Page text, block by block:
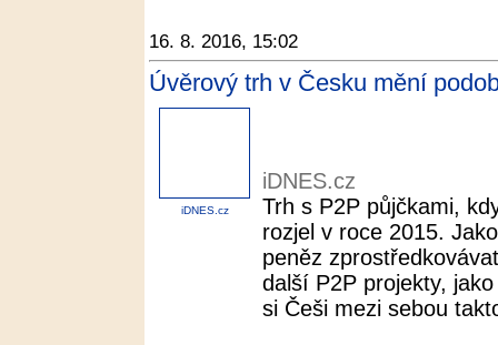
16. 8. 2016, 15:02
Úvěrový trh v Česku mění
iDNES.cz
iDNES.cz
Trh s P2P půjčkami,
rozjel v roce 2015.
peněz
další P2P projekty,
si Češi mezi sebou